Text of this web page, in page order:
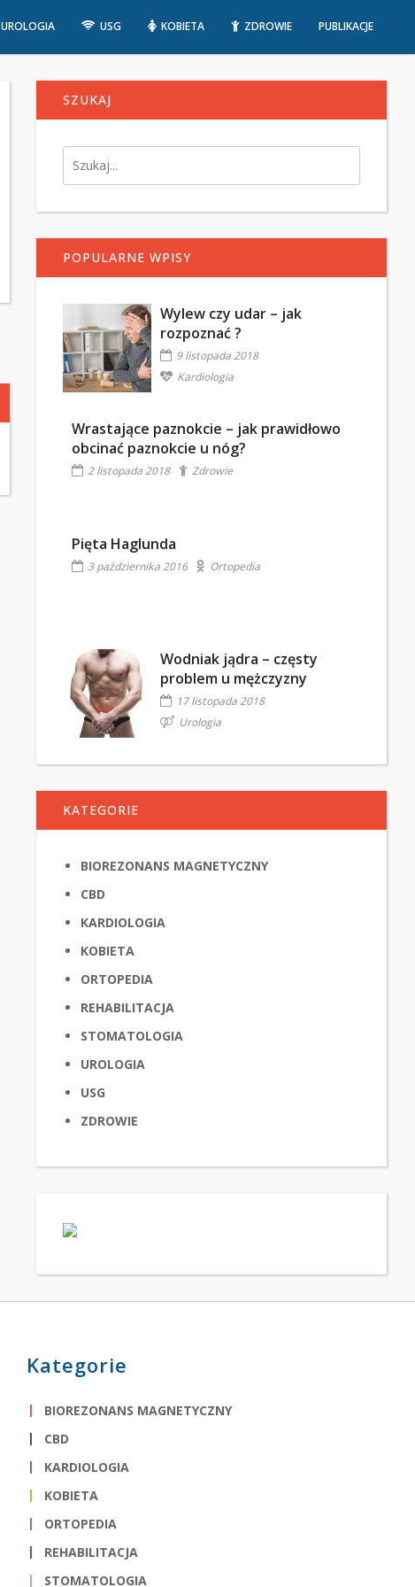
UROLOGIA USG KOBIETA ZDROWIE PUBLIKACJE
SZUKAJ
POPULARNE WPISY
Wylew czy udar – jak
rozpoznać ?
9 listopada 2018
Kardiologia
Wrastające paznokcie – jak prawidłowo
obcinać paznokcie u nóg?
2 listopada 2018 Zdrowie
Pięta Haglunda
3 października 2016 Ortopedia
Wodniak jądra – częsty
problem u mężczyzny
17 listopada 2018
Urologia
KATEGORIE
BIOREZONANS MAGNETYCZNY
CBD
KARDIOLOGIA
KOBIETA
ORTOPEDIA
REHABILITACJA
STOMATOLOGIA
UROLOGIA
USG
ZDROWIE
Kategorie
BIOREZONANS MAGNETYCZNY
CBD
KARDIOLOGIA
KOBIETA
ORTOPEDIA
REHABILITACJA
STOMATOLOGIA